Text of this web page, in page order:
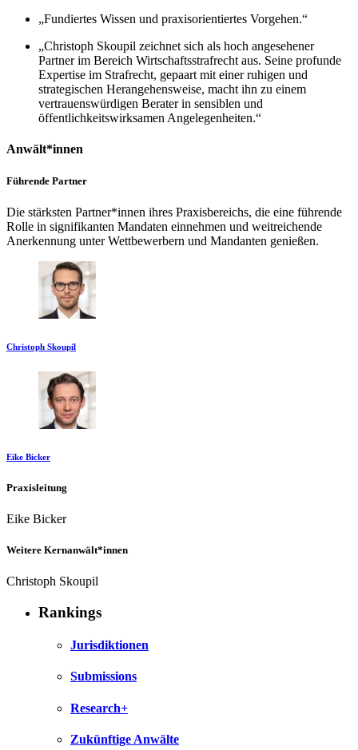
„Fundiertes Wissen und praxisorientiertes Vorgehen.“
„Christoph Skoupil zeichnet sich als hoch angesehener
Partner im Bereich Wirtschaftsstrafrecht aus. Seine profunde
Expertise im Strafrecht, gepaart mit einer ruhigen und
strategischen Herangehensweise, macht ihn zu einem
vertrauenswürdigen Berater in sensiblen und
öffentlichkeitswirksamen Angelegenheiten.“
Anwält*innen
Führende Partner
Die stärksten Partner*innen ihres Praxisbereichs, die eine führende
Rolle in signifikanten Mandaten einnehmen und weitreichende
Anerkennung unter Wettbewerbern und Mandanten genießen.
Christoph Skoupil
Eike Bicker
Praxisleitung
Eike Bicker
Weitere Kernanwält*innen
Christoph Skoupil
Rankings
Jurisdiktionen
Submissions
Research+
Zukünftige Anwälte